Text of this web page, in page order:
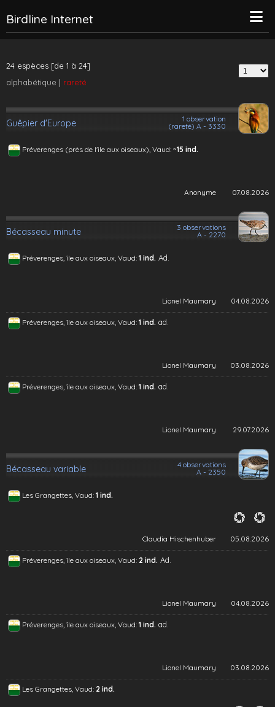
Birdline Internet
24 espèces [de 1 à 24]
alphabétique | rareté
Guêpier d'Europe
1 observation
(rareté) A - 3330
Préverenges (près de l'ile aux oiseaux), Vaud: ~15 ind.
Anonyme 07.08.2026
Bécasseau minute
3 observations
A - 2270
Préverenges, île aux oiseaux, Vaud: 1 ind. Ad.
Lionel Maumary 04.08.2026
Préverenges, île aux oiseaux, Vaud: 1 ind. ad.
Lionel Maumary 03.08.2026
Préverenges, île aux oiseaux, Vaud: 1 ind. ad.
Lionel Maumary 29.07.2026
Bécasseau variable
4 observations
A - 2350
Les Grangettes, Vaud: 1 ind.
Claudia Hischenhuber 05.08.2026
Préverenges, île aux oiseaux, Vaud: 2 ind. Ad.
Lionel Maumary 04.08.2026
Préverenges, île aux oiseaux, Vaud: 1 ind. ad.
Lionel Maumary 03.08.2026
Les Grangettes, Vaud: 2 ind.